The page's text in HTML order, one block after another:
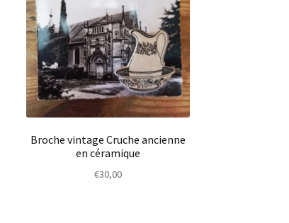
Broche vintage Cruche ancienne
en céramique
€30,00